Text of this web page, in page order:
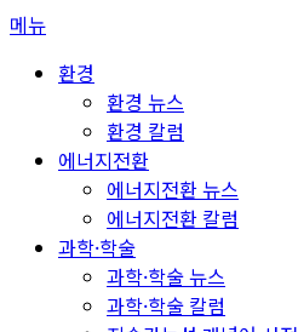
콘
메뉴
환경
환경 뉴스
환경 칼럼
에너지전환
에너지전환 뉴스
에너지전환 칼럼
과학·학술
과학·학술 뉴스
과학·학술 칼럼